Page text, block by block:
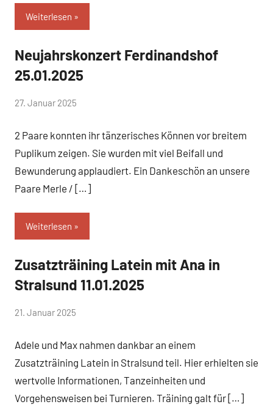
Weiterlesen
Uncategorized
Neujahrskonzert Ferdinandshof
25.01.2025
von
Schwarz-
Stollhoff
27. Januar 2025
2 Paare konnten ihr tänzerisches Können vor breitem
Puplikum zeigen. Sie wurden mit viel Beifall und
Bewunderung applaudiert. Ein Dankeschön an unsere
Paare Merle / […]
Weiterlesen
Uncategorized
Zusatzträining Latein mit Ana in
Stralsund 11.01.2025
von
Schwarz-
Stollhoff
21. Januar 2025
Adele und Max nahmen dankbar an einem
Zusatzträining Latein in Stralsund teil. Hier erhielten sie
wertvolle Informationen, Tanzeinheiten und
Vorgehensweisen bei Turnieren. Träining galt für […]